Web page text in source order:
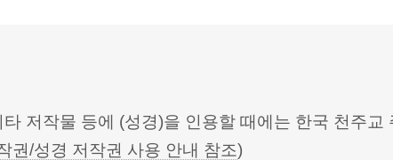
저작물 등에 (성경)을 인용할 때에는 한국 천주
권/성경 저작권 사용 안내 참조)